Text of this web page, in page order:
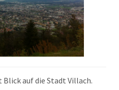
auf die Stadt Villach.